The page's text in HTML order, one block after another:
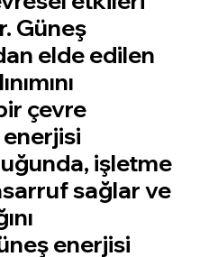
Güneş
elde edilen
çevre
işletme
sağlar ve
enerjisi